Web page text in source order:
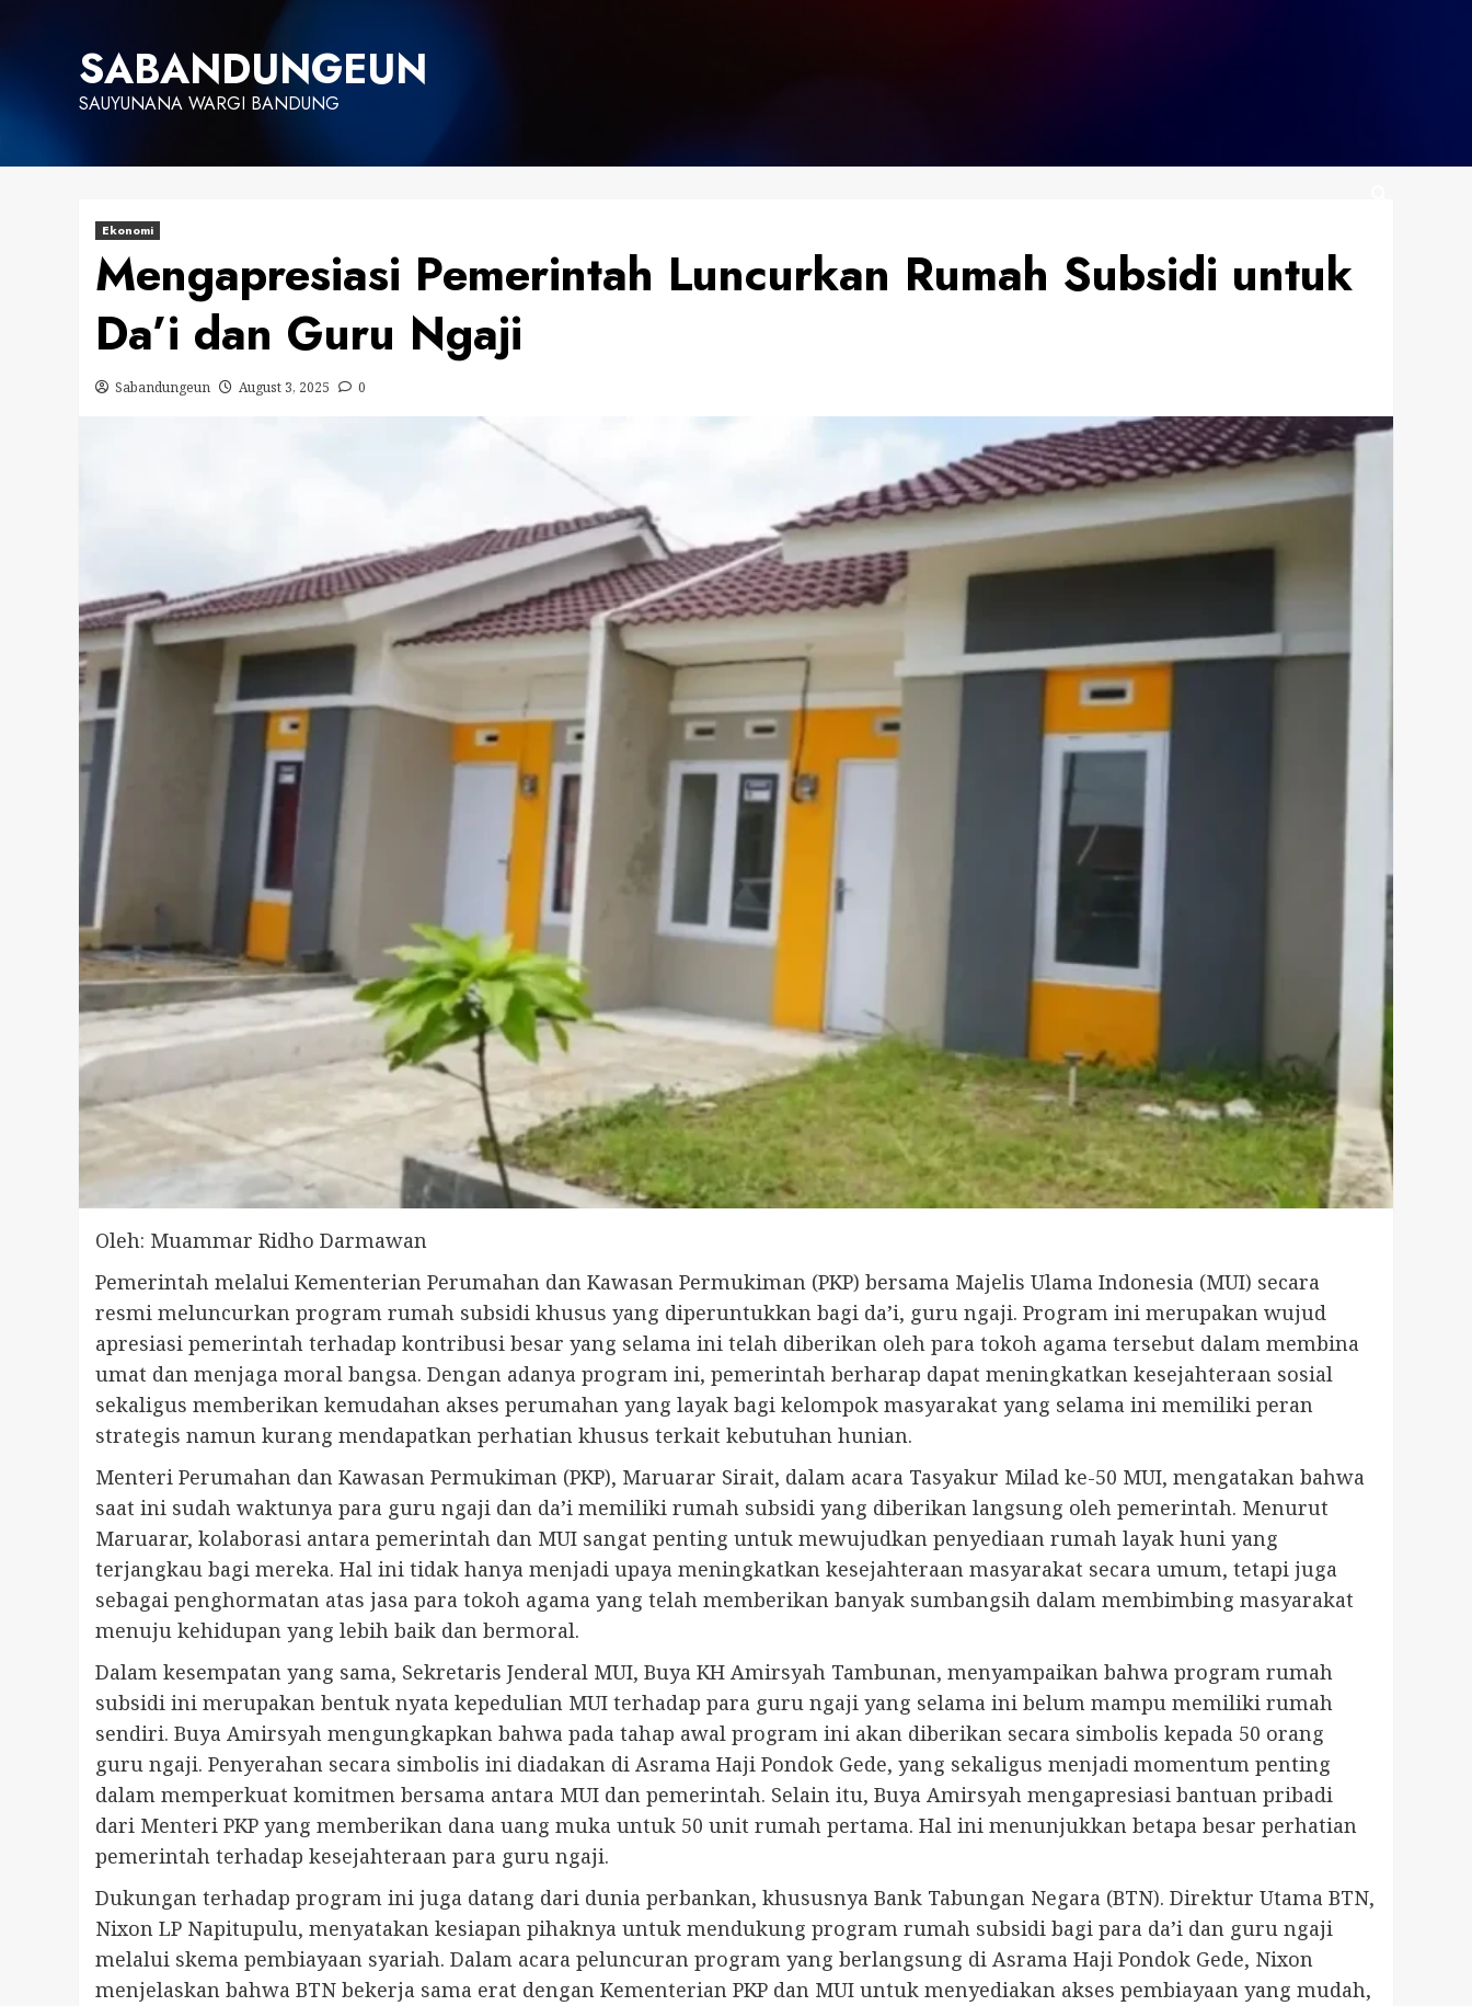
SABANDUNGEUN
SAUYUNANA WARGI BANDUNG
Ekonomi
Mengapresiasi Pemerintah Luncurkan Rumah Subsidi untuk
Da’i dan Guru Ngaji
Sabandungeun August 3, 2025 0
Oleh: Muammar Ridho Darmawan
Pemerintah melalui Kementerian Perumahan dan Kawasan Permukiman (PKP) bersama Majelis Ulama Indonesia (MUI) secara
resmi meluncurkan program rumah subsidi khusus yang diperuntukkan bagi da’i, guru ngaji. Program ini merupakan wujud
apresiasi pemerintah terhadap kontribusi besar yang selama ini telah diberikan oleh para tokoh agama tersebut dalam membina
umat dan menjaga moral bangsa. Dengan adanya program ini, pemerintah berharap dapat meningkatkan kesejahteraan sosial
sekaligus memberikan kemudahan akses perumahan yang layak bagi kelompok masyarakat yang selama ini memiliki peran
strategis namun kurang mendapatkan perhatian khusus terkait kebutuhan hunian.
Menteri Perumahan dan Kawasan Permukiman (PKP), Maruarar Sirait, dalam acara Tasyakur Milad ke-50 MUI, mengatakan bahwa
saat ini sudah waktunya para guru ngaji dan da’i memiliki rumah subsidi yang diberikan langsung oleh pemerintah. Menurut
Maruarar, kolaborasi antara pemerintah dan MUI sangat penting untuk mewujudkan penyediaan rumah layak huni yang
terjangkau bagi mereka. Hal ini tidak hanya menjadi upaya meningkatkan kesejahteraan masyarakat secara umum, tetapi juga
sebagai penghormatan atas jasa para tokoh agama yang telah memberikan banyak sumbangsih dalam membimbing masyarakat
menuju kehidupan yang lebih baik dan bermoral.
Dalam kesempatan yang sama, Sekretaris Jenderal MUI, Buya KH Amirsyah Tambunan, menyampaikan bahwa program rumah
subsidi ini merupakan bentuk nyata kepedulian MUI terhadap para guru ngaji yang selama ini belum mampu memiliki rumah
sendiri. Buya Amirsyah mengungkapkan bahwa pada tahap awal program ini akan diberikan secara simbolis kepada 50 orang
guru ngaji. Penyerahan secara simbolis ini diadakan di Asrama Haji Pondok Gede, yang sekaligus menjadi momentum penting
dalam memperkuat komitmen bersama antara MUI dan pemerintah. Selain itu, Buya Amirsyah mengapresiasi bantuan pribadi
dari Menteri PKP yang memberikan dana uang muka untuk 50 unit rumah pertama. Hal ini menunjukkan betapa besar perhatian
pemerintah terhadap kesejahteraan para guru ngaji.
Dukungan terhadap program ini juga datang dari dunia perbankan, khususnya Bank Tabungan Negara (BTN). Direktur Utama BTN,
Nixon LP Napitupulu, menyatakan kesiapan pihaknya untuk mendukung program rumah subsidi bagi para da’i dan guru ngaji
melalui skema pembiayaan syariah. Dalam acara peluncuran program yang berlangsung di Asrama Haji Pondok Gede, Nixon
menjelaskan bahwa BTN bekerja sama erat dengan Kementerian PKP dan MUI untuk menyediakan akses pembiayaan yang mudah,